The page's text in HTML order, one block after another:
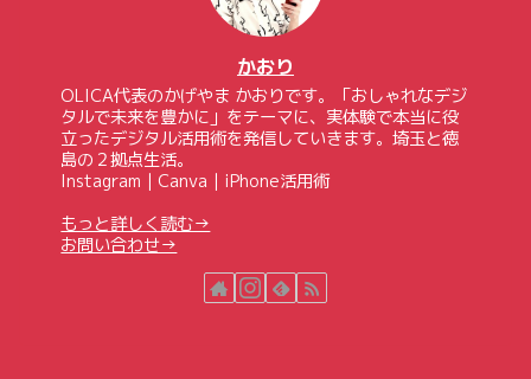
かおり
OLICA代表のかげやま かおりです。「おしゃれなデジ
タルで未来を豊かに」をテーマに、実体験で本当に役
立ったデジタル活用術を発信していきます。埼玉と徳
島の２拠点生活。
Instagram｜Canva｜iPhone活用術
もっと詳しく読む→
お問い合わせ→